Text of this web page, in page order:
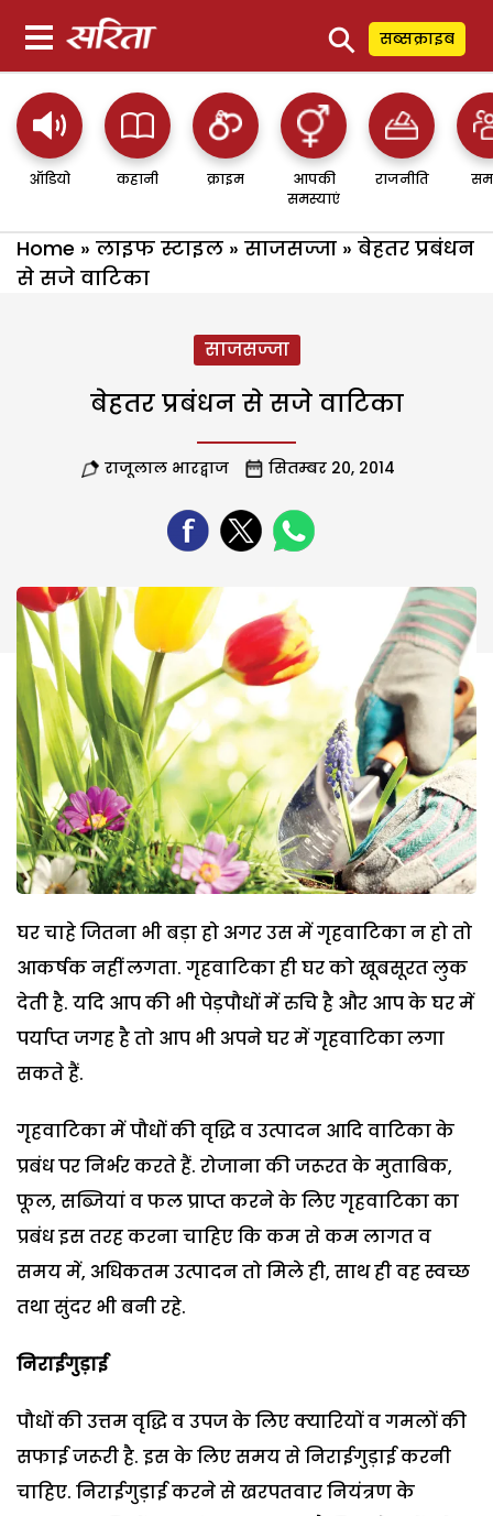
⚲ सब्सक्राइब
ऑडियो कहानी क्राइम
आपकी
समस्याएं
राजनीति
Home » लाइफ स्टाइल » साजसज्जा » बेहतर प्रबंधन
से सजे वाटिका
साजसज्जा
बेहतर प्रबंधन से सजे वाटिका
राजूलाल भारद्वाज सितम्बर 20, 2014
घर चाहे जितना भी बड़ा हो अगर उस में गृहवाटिका न हो तो
आकर्षक नहीं लगता. गृहवाटिका ही घर को खूबसूरत लुक
देती है. यदि आप की भी पेड़पौधों में रुचि है और आप के घर में
पर्याप्त जगह है तो आप भी अपने घर में गृहवाटिका लगा
सकते हैं.
गृहवाटिका में पौधों की वृद्धि व उत्पादन आदि वाटिका के
प्रबंध पर निर्भर करते हैं. रोजाना की जरूरत के मुताबिक,
फूल, सब्जियां व फल प्राप्त करने के लिए गृहवाटिका का
प्रबंध इस तरह करना चाहिए कि कम से कम लागत व
समय में, अधिकतम उत्पादन तो मिले ही, साथ ही वह स्वच्छ
तथा सुंदर भी बनी रहे.
निराईगुड़ाई
पौधों की उत्तम वृद्धि व उपज के लिए क्यारियों व गमलों की
सफाई जरूरी है. इस के लिए समय से निराईगुड़ाई करनी
चाहिए. निराईगुड़ाई करने से खरपतवार नियंत्रण के